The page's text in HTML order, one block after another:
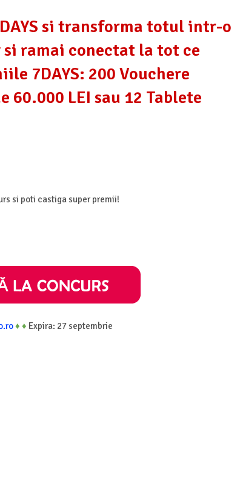
si transforma totul intr-o
ramai conectat la tot ce
7DAYS: 200 Vouchere
LEI sau 12 Tablete
si poti castiga super premii!
♦ ♦ Expira: 27 septembrie